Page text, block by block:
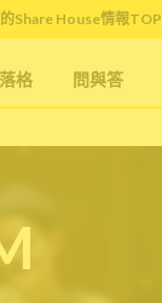
格 問與答
的Share House情報TOP